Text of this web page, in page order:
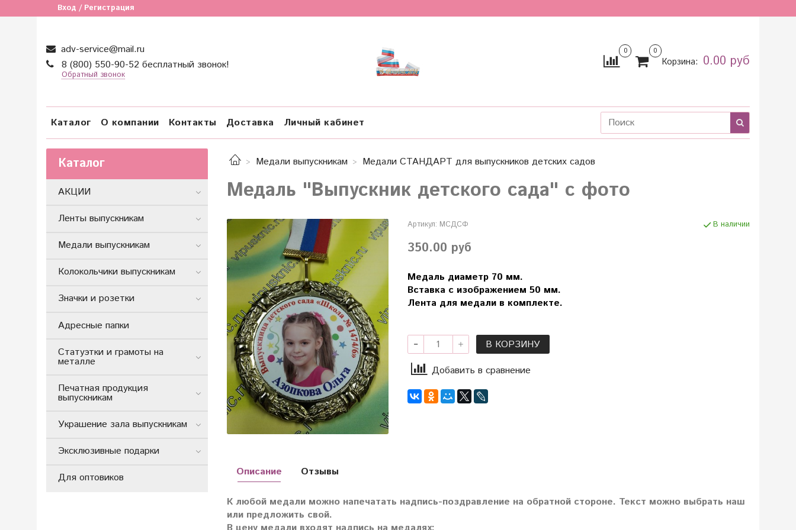
Вход / Регистрация
adv-service@mail.ru
8 (800) 550-90-52 бесплатный звонок!
Обратный звонок
0 0
Корзина: 0.00 руб
Каталог О компании Контакты Доставка Личный кабинет
Медали выпускникам Медали СТАНДАРТ для выпускников детских садов
Медаль "Выпускник детского сада" с фото
Артикул: МСДСФ В наличии
350.00 руб
Медаль диаметр 70 мм.
Вставка с изображением 50 мм.
Лента для медали в комплекте.
В КОРЗИНУ
Добавить в сравнение
Описание
К любой медали можно напечатать надпись-поздравление на обратной стороне. Текст можно выбрать наш
или предложить свой.
Отзывы
Каталог
АКЦИИ
Ленты выпускникам
Медали выпускникам
Колокольчики выпускникам
Значки и розетки
Адресные папки
Статуэтки и грамоты на
металле
Печатная продукция
выпускникам
Украшение зала выпускникам
Эксклюзивные подарки
Для оптовиков